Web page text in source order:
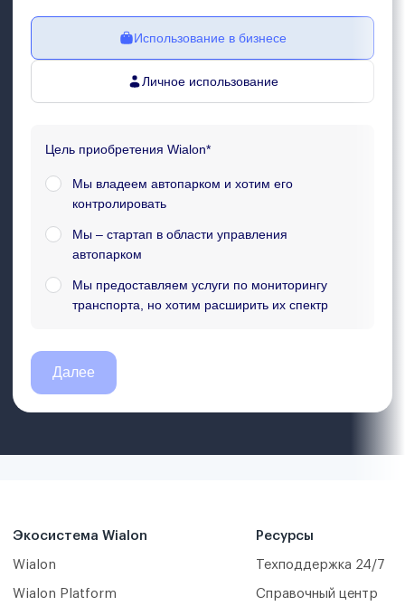
Экосистема Wialon
Wialon
Wialon Platform
Ресурсы
Техподдержка 24/7
Справочный центр